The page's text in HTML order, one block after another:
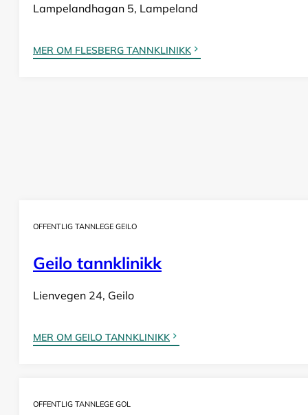
Lampelandhagan 5, Lampeland
MER OM FLESBERG TANNKLINIKK
OFFENTLIG TANNLEGE GEILO
Geilo tannklinikk
Lienvegen 24, Geilo
MER OM GEILO TANNKLINIKK
OFFENTLIG TANNLEGE GOL